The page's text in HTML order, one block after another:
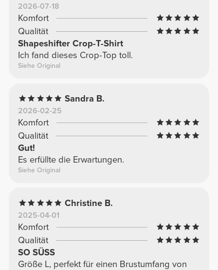
2026-07-18
Komfort
Qualität
Shapeshifter Crop-T-Shirt
Ich fand dieses Crop-Top toll.
Siehe Original
Sandra B.
2026-02-25
Komfort
Qualität
Gut!
Es erfüllte die Erwartungen.
Siehe Original
Christine B.
2025-04-01
Komfort
Qualität
SO SÜSS
Größe L, perfekt für einen Brustumfang von